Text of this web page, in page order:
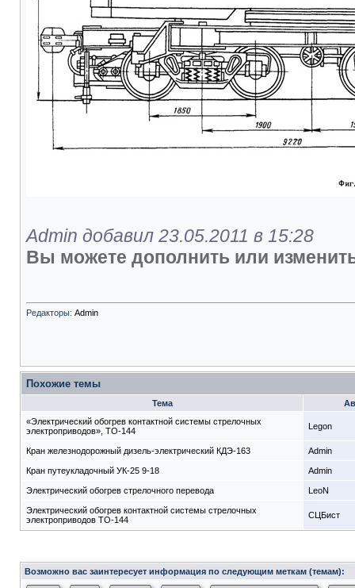
Admin добавил 23.05.2011 в 15:28
Вы можете дополнить или
Редакторы: Admin
Похожие темы
Тема
«Электрический обогрев контактной системы стрелочных
электроприводов», ТО-144
Legon
Кран железнодорожный дизель-электрический КДЭ-163 Admin
Кран путеукладочный УК-25 9-18 Admin
Электрический обогрев стрелочного перевода LeoN
Электрический обогрев контактной системы стрелочных
электроприводов ТО-144
СЦБист
Возможно вас заинтересует информация по следующим меткам (темам):